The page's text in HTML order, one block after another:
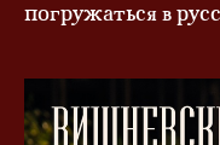
погружаться в